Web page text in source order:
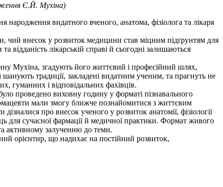
Є.Й. Мухіна)
видатного вченого, анатома, фізіолога та лікаря
чий внесок у розвиток медицини став міцним підґрунтям для
відданість лікарській справі й сьогодні залишаються
Мухіна, згадують його життєвий і професійний шлях,
традиції, закладені видатним ученим, та прагнуть не
гуманних і відповідальних фахівців.
проведено виховну годину у форматі пізнавального
мали змогу ближче познайомитися з життєвим
про внесок ученого у розвиток анатомії, фізіології
для сучасної фармації й медичної практики. Формат живого
активному залученню до теми.
орієнтир, що надихає на постійний розвиток,